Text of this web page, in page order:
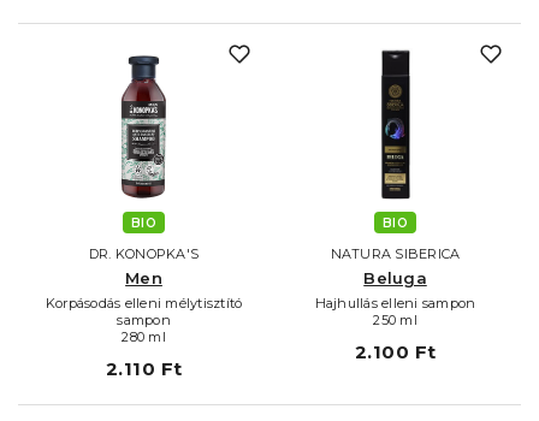
BIO
DR. KONOPKA'S
Men
Korpásodás elleni mélytisztító
sampon
280 ml
2.110 Ft
BIO
NATURA SIBERICA
Beluga
Hajhullás elleni sampon
250 ml
2.100 Ft